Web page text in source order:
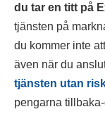
du tar en titt på
tjänsten på
du kommer inte
även när du
tjänsten utan
pengarna